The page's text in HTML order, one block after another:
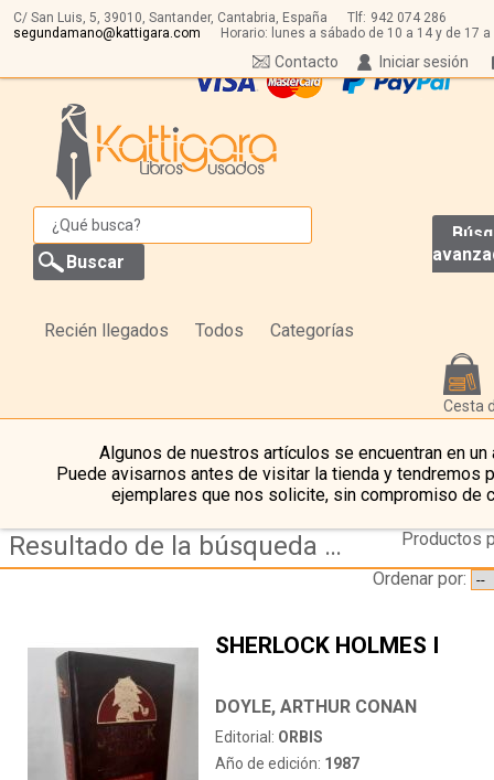
C/ San Luis, 5, 39010, Santander, Cantabria, España Tlf: 942 074 286
segundamano@kattigara.com
Horario: lunes a sábado de 10 a 14 y de 17 a
Iniciar sesión
Contacto
Recién llegados Todos Categorías
Cesta
Algunos de nuestros artículos se encuentran en un
Puede avisarnos antes de visitar la tienda y tendremos
ejemplares que nos solicite, sin compromiso de
Resultado de la búsqueda de editorial orbis
Productos
Ordenar por:
SHERLOCK HOLMES I
DOYLE, ARTHUR CONAN
Editorial: ORBIS
Año de edición: 1987